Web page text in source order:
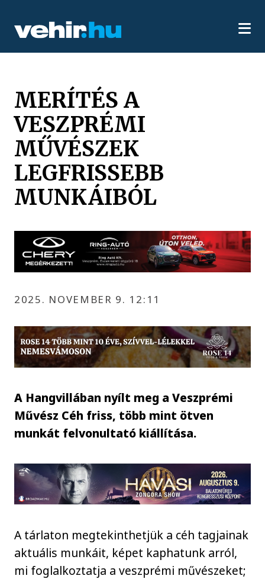
MERÍTÉS A
VESZPRÉMI
MŰVÉSZEK
LEGFRISSEBB
MUNKÁIBÓL
2025. NOVEMBER 9. 12:11
A Hangvillában nyílt meg a Veszprémi
Művész Céh friss, több mint ötven
munkát felvonultató kiállítása.
A tárlaton megtekinthetjük a céh tagjainak
aktuális munkáit, képet kaphatunk arról,
mi foglalkoztatja a veszprémi művészeket;